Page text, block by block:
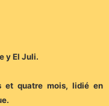
y El Juli.
et quatre mois, lidié en